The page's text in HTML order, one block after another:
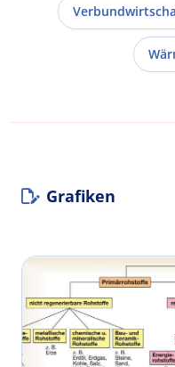
Grafiken